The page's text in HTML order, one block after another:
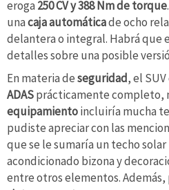
eroga 250 CV y 388 Nm de torque
unacaja automáticade ocho
delantera o integral. Habrá que
detalles sobre una posible
En materia deseguridad, el
ADASprácticamente completo,
equipamientoincluiría mucha
pudiste apreciar con las
que se le sumaría un techo
acondicionado bizona y
entre otros elementos.